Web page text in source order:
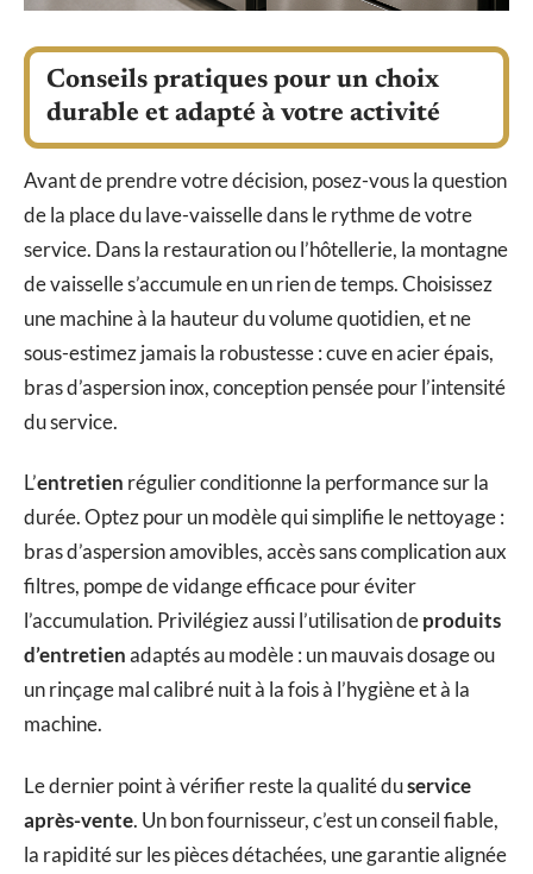
Conseils pratiques pour un choix
durable et adapté à votre activité
Avant de prendre votre décision, posez-vous la question
de la place du lave-vaisselle dans le rythme de votre
service. Dans la restauration ou l’hôtellerie, la montagne
de vaisselle s’accumule en un rien de temps. Choisissez
une machine à la hauteur du volume quotidien, et ne
sous-estimez jamais la robustesse : cuve en acier épais,
bras d’aspersion inox, conception pensée pour l’intensité
du service.
L’entretien régulier conditionne la performance sur la
durée. Optez pour un modèle qui simplifie le nettoyage :
bras d’aspersion amovibles, accès sans complication aux
filtres, pompe de vidange efficace pour éviter
l’accumulation. Privilégiez aussi l’utilisation deproduits
d’entretienadaptés au modèle : un mauvais dosage ou
un rinçage mal calibré nuit à la fois à l’hygiène et à la
machine.
Le dernier point à vérifier reste la qualité duservice
après-vente. Un bon fournisseur, c’est un conseil fiable,
la rapidité sur les pièces détachées, une garantie alignée